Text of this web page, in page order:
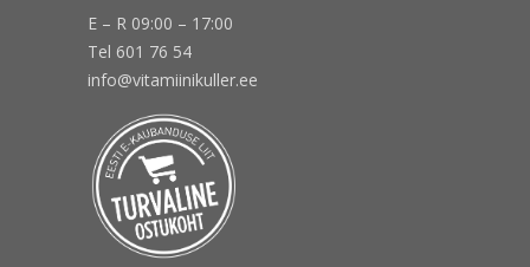
E – R 09:00 – 17:00
Tel 601 76 54
info@vitamiinikuller.ee